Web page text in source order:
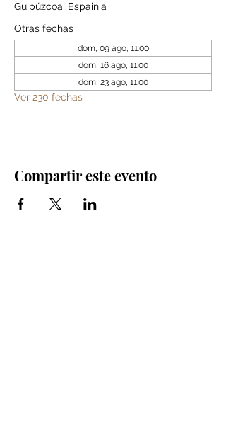
Guipúzcoa, Espainia
Otras fechas
dom, 09 ago, 11:00
dom, 16 ago, 11:00
dom, 23 ago, 11:00
Ver 230 fechas
Compartir este evento